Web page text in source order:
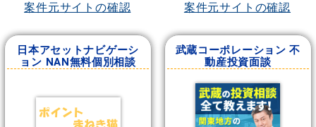
案件元サイトの確認 案件元サイトの確認
日本アセットナビゲーシ
ョン NAN無料個別相談
武蔵コーポレーション 不
動産投資面談